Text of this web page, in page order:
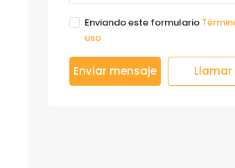
Enviando este formulario
uso
Enviar mensaje Llamar